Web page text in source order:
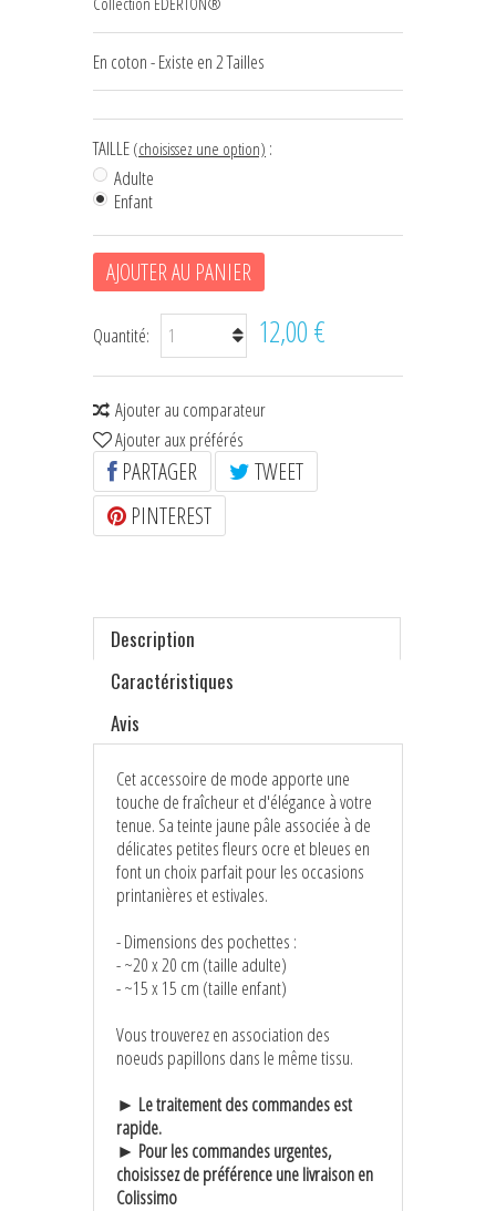
HOUSSES D'ÉTRIERS
BIJOUX DE LICOL
CEINTURES DE SMOKING
CHÈQUES CADEAU
En coton - Existe en 2 Tailles
TAILLE (choisissez une option) :
Adulte
Enfant
AJOUTER AU PANIER
Quantité: 12,00 €
Ajouter au comparateur
Ajouter aux préférés
PARTAGER
TWEET
PINTEREST
Description
Caractéristiques
Avis
Cet accessoire de mode apporte une
touche de fraîcheur et d'élégance à votre
tenue. Sa teinte jaune pâle associée à de
délicates petites fleurs ocre et bleues en
font un choix parfait pour les occasions
printanières et estivales.
- Dimensions des pochettes :
- ~20 x 20 cm (taille adulte)
- ~15 x 15 cm (taille enfant)
Vous trouverez en association des
noeuds papillons dans le même tissu.
► Le traitement des commandes est
rapide.
► Pour les commandes urgentes,
choisissez de préférence une livraison en
Colissimo